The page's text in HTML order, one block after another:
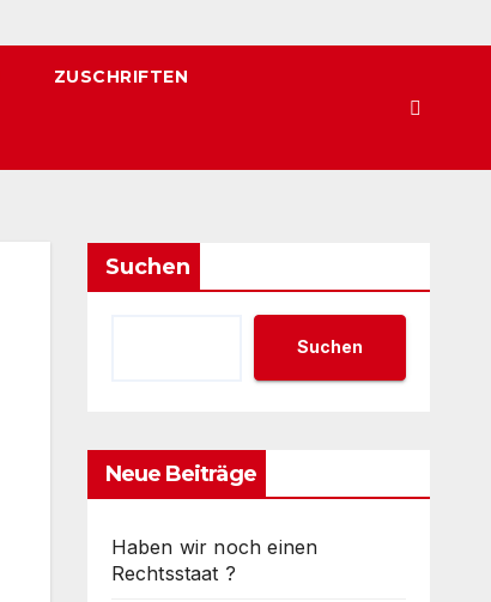
ZUSCHRIFTEN
Suchen
Suchen
Neue Beiträge
Haben wir noch einen
Rechtsstaat ?